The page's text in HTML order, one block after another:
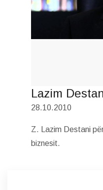
Lazim
28.10.2010
Z. Lazim Destani
biznesit.